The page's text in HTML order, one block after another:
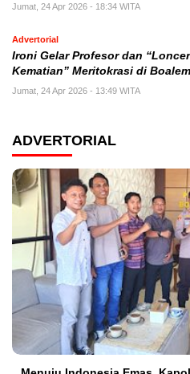
Jumat, 24 Apr 2026 - 18:34 WITA
Advertorial
Ironi Gelar Profesor dan
Kematian” Meritokrasi di
Jumat, 24 Apr 2026 - 13:49 WITA
ADVERTORIAL